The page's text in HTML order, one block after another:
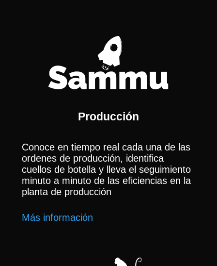
Producción
Conoce en tiempo real cada una de las
ordenes de producción, identifica
cuellos de botella y lleva el seguimiento
minuto a minuto de las eficiencias en la
planta de producción
Más información